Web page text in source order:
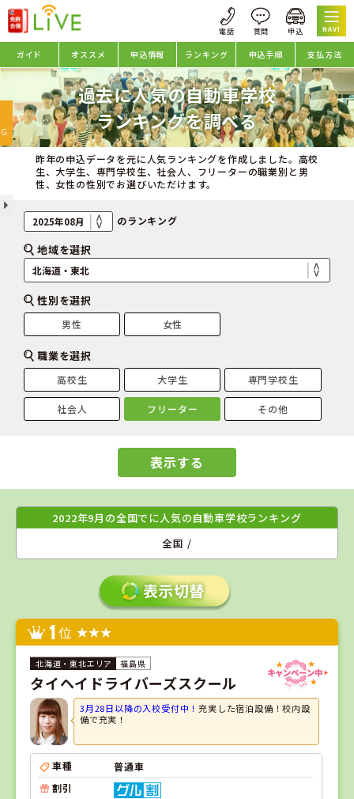
NAVI
ガイド オススメ 申込情報 ランキング 申込手順 支払方法
過去に人気の自動車学校
ランキングを調べる
昨年の申込データを元に人気ランキングを作成しました。高校
生、大学生、専門学校生、社会人、フリーターの職業別と男
性、女性の性別でお選びいただけます。
のランキング
地域を選択
性別を選択
男性 女性
職業を選択
高校生 大学生 専門学校生
社会人 フリーター その他
表示する
2022年9月の全国でに人気の自動車学校ランキング
全国 /
1位
福島県
タイヘイドライバーズスクール
3月28日以降の入校受付中！充実した宿泊設備！校内設
備で充実！
車種
普通車
割引